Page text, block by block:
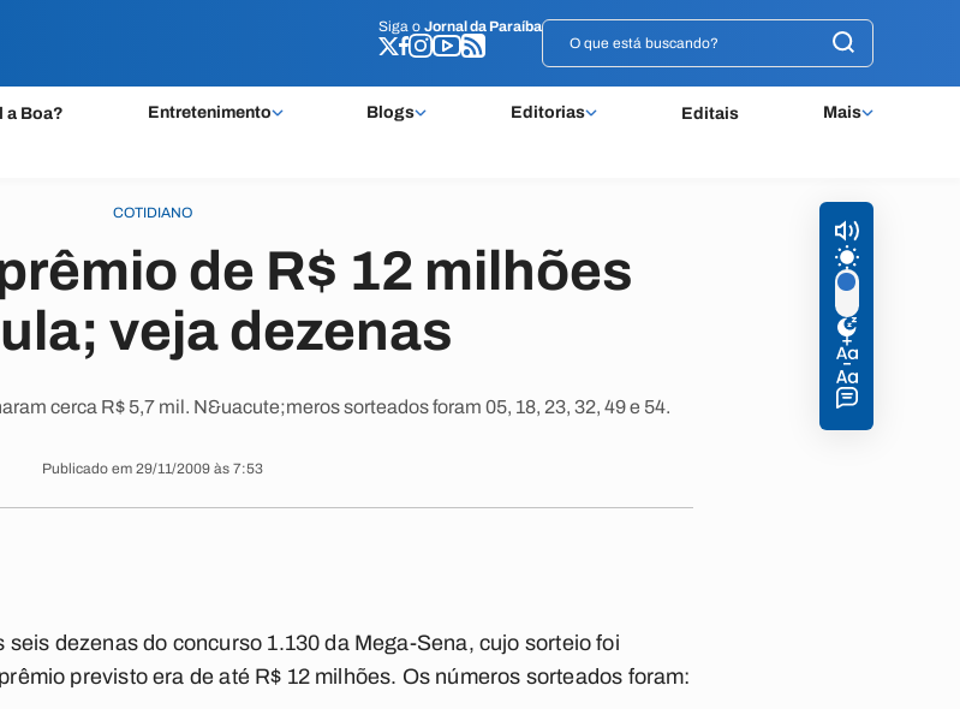
Siga o Jornal da Paraíba
a Boa? Entretenimento Blogs Editorias Editais Mais
Siga o Jornal da Paraíba
COTIDIANO
de R$ 12 milhões
veja dezenas
cerca R$ 5,7 mil. N&uacute;meros sorteados foram 05, 18, 23, 32, 49 e 54.
Publicado em 29/11/2009 às 7:53
dezenas do concurso 1.130 da Mega-Sena, cujo sorteio foi
previsto era de até R$ 12 milhões. Os números sorteados foram: